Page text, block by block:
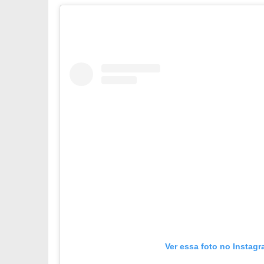
Ver essa foto no